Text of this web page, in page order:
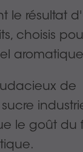
le résultat
choisis
de
le goût du